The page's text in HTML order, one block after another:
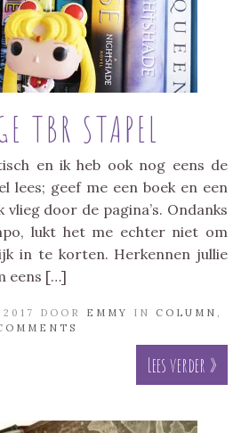
TBR STAPEL
en ik heb ook nog eens de
lees; geef me een boek en een
door de pagina’s. Ondanks
lukt het me echter niet om
in te korten. Herkennen jullie
eens […]
DOOR EMMY IN COLUMN
Lees verder »